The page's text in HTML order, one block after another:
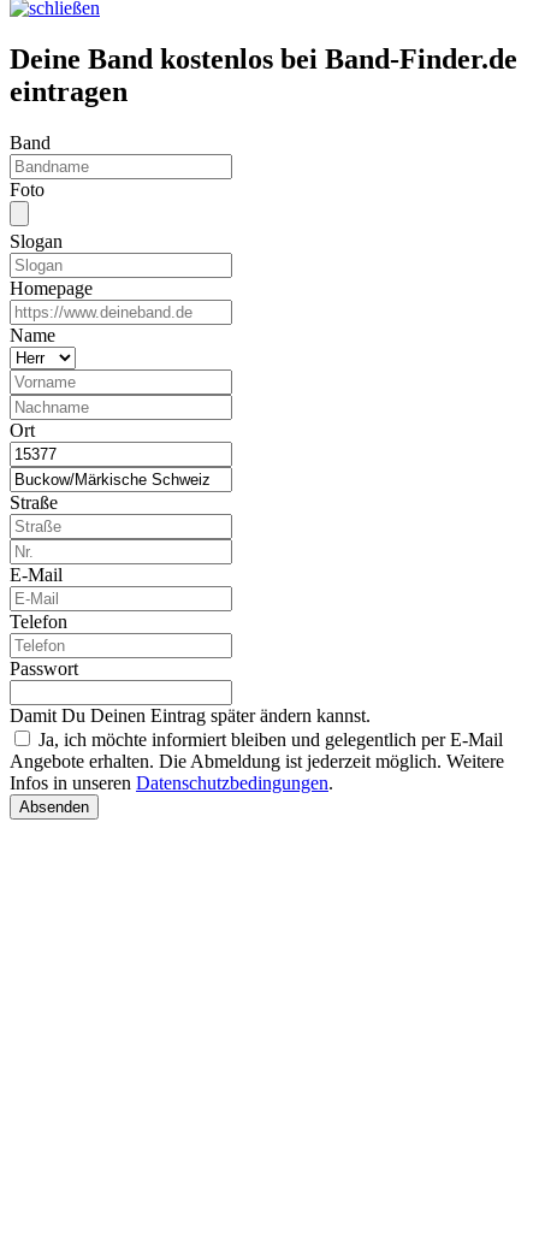
Deine Band kostenlos bei Band-Finder.de
eintragen
Band
Foto
Slogan
Homepage
Name
Ort
Straße
E-Mail
Telefon
Passwort
Damit Du Deinen Eintrag später ändern kannst.
Ja, ich möchte informiert bleiben und gelegentlich per E-Mail
Angebote erhalten. Die Abmeldung ist jederzeit möglich. Weitere
Infos in unseren Datenschutzbedingungen.
Absenden